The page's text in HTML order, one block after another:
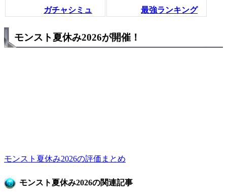
ガチャシミュ 最強ランキング
モンスト夏休み2026が開催！
モンスト夏休み2026の評価まとめ
モンスト夏休み2026の関連記事